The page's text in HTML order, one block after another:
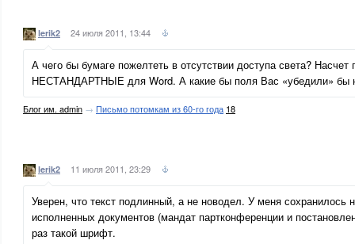
lerik2 24 июля 2011, 13:44
А чего бы бумаге пожелтеть в отсутствии доступа света? Насчет
НЕСТАНДАРТНЫЕ для Word. А какие бы поля Вас «убедили» бы
Блог им. admin → Письмо потомкам из 60-го года 18
lerik2 11 июля 2011, 23:29
Уверен, что текст подлинный, а не новодел. У меня сохранилось
исполненных документов (мандат партконференции и
раз такой шрифт.